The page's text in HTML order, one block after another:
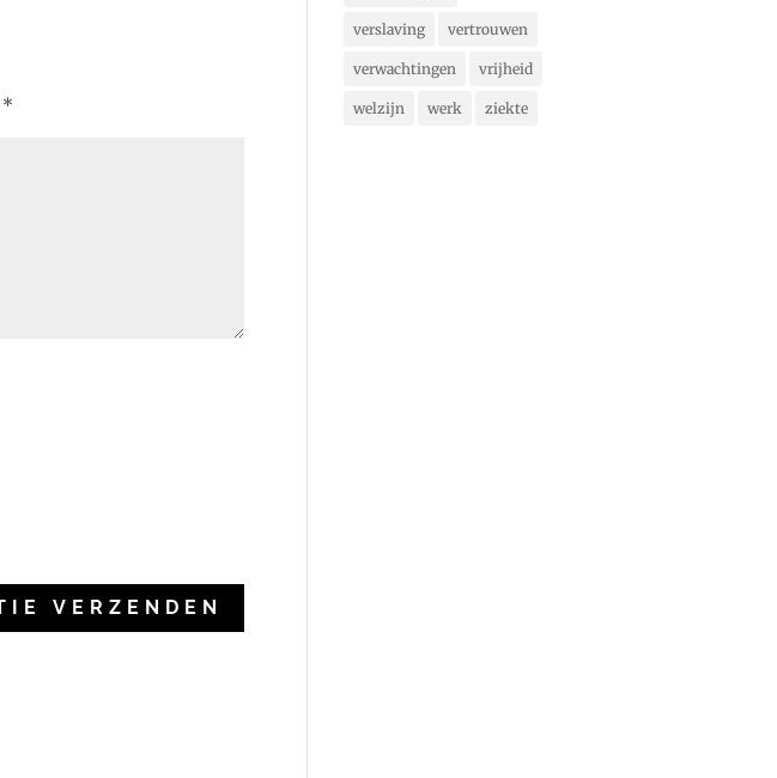
*
verslaving vertrouwen
verwachtingen vrijheid
welzijn werk ziekte